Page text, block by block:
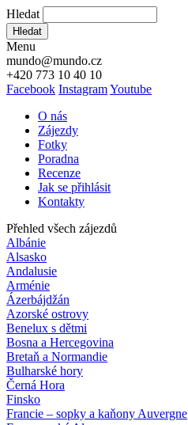
Hledat
Hledat
Menu
mundo@mundo.cz
+420 773 10 40 10
Facebook InstagramYoutube
O nás
Zájezdy
Fotky
Poradna
Recenze
Jak se přihlásit
Kontakty
Přehled všech zájezdů
Albánie
Alsasko
Andalusie
Arménie
Ázerbájdžán
Azorské ostrovy
Benelux s dětmi
Bosna a Hercegovina
Bretaň a Normandie
Bulharské hory
Černá Hora
Finsko
Francie – sopky a kaňony Auvergne